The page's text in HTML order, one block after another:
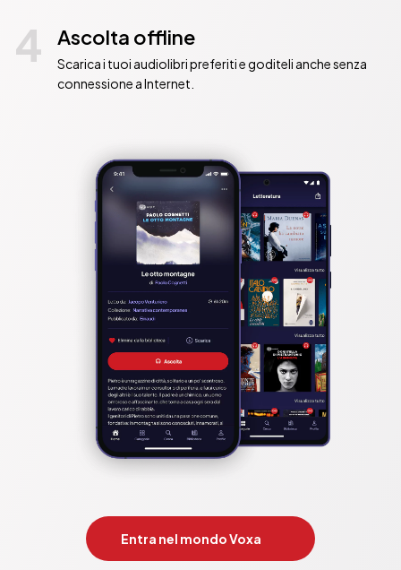
4 Ascolta offline
Scarica i tuoi audiolibri preferiti e goditeli anche senza
connessione a Internet.
Entra nel mondo Voxa